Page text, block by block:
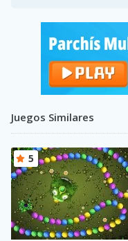
Juegos Similares
5